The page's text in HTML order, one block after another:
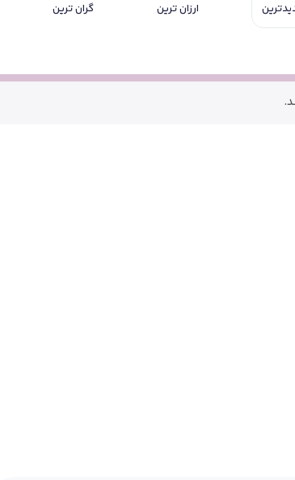
ارزان ترین گران ترین